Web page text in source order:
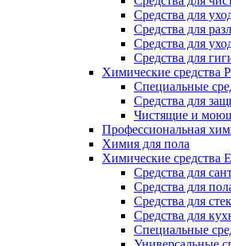
Средства для
Средства для
Средства для
Средства для
Химические средства
Специальные
Средства для
Чистящие и
Профессиональная
Химия для пола
Химические средства
Средства для
Средства для
Средства для
Средства для
Специальные